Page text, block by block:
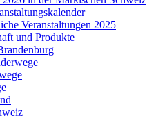
Veranstaltungen 2025
und Produkte